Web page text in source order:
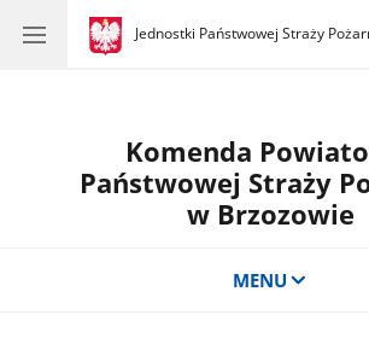
gov.pl
Jednostki Państwowej Straży
gov.pl
Jednostki
Komenda
Państwowej Straży
w Brzozowie
MENU